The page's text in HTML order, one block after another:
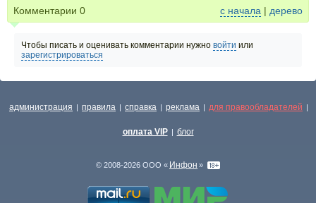
Комментарии 0 с начала | дерево
Чтобы писать и оценивать комментарии нужно войти или
зарегистрироваться
администрация | правила | справка | реклама | для правообладателей |
оплата VIP | блог
© 2008-2026 ООО « Инфон »